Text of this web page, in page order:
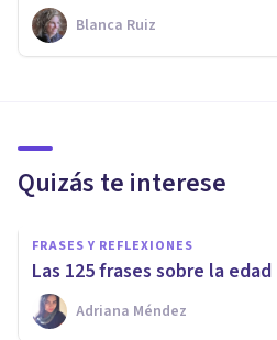
Blanca Ruiz
Quizás te interese
FRASES Y REFLEXIONES
Las 125 frases sobre la
Adriana Méndez